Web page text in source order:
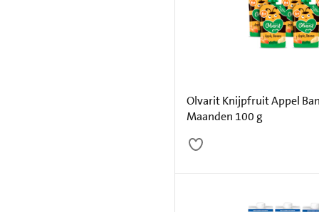
Olvarit Knijpfruit Appel
Maanden 100 g